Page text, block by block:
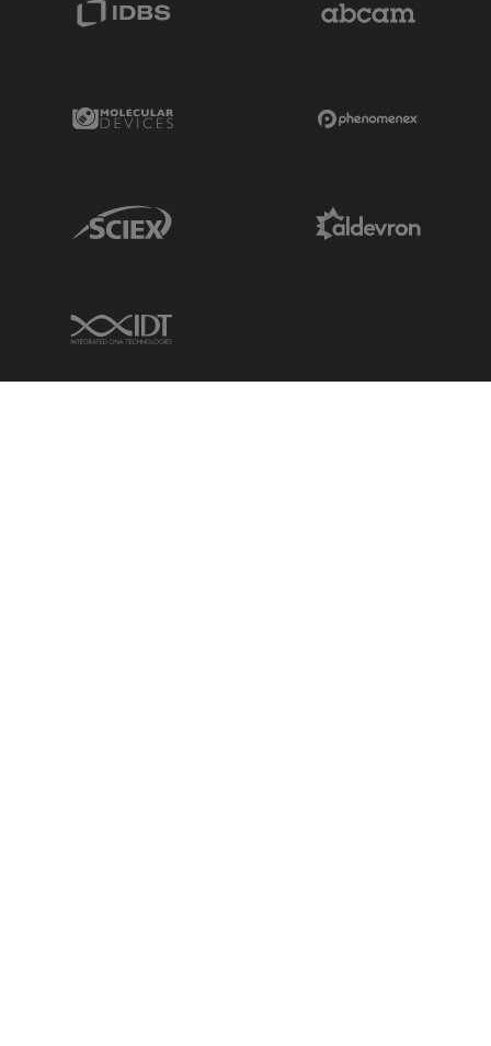
Molecular Devices Link
Sciex Link
IDT Link